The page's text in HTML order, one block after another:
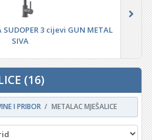
SUDOPER 3 cijevi GUN METAL
SIVA
(16)
I PRIBOR METALAC MJEŠALICE